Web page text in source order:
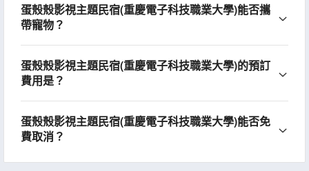
蛋殼殼影視主題民宿(重慶電子科技職業大學)能否攜
帶寵物？
蛋殼殼影視主題民宿(重慶電子科技職業大學)的預訂
費用是？
蛋殼殼影視主題民宿(重慶電子科技職業大學)能否免
費取消？